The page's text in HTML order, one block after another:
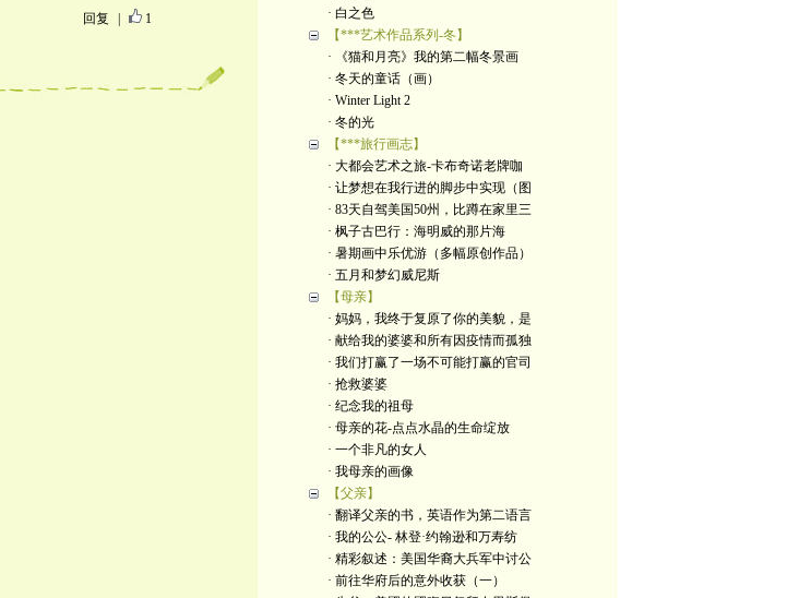
回复 1
· 白之色
【***艺术作品系列-冬】
· 《猫和月亮》我的第二幅冬景画
· 冬天的童话（画）
· Winter Light 2
· 冬的光
【***旅行画志】
· 大都会艺术之旅-卡布奇诺老牌咖
· 让梦想在我行进的脚步中实现（图
· 83天自驾美国50州，比蹲在家里三
· 枫子古巴行：海明威的那片海
· 暑期画中乐优游（多幅原创作品）
· 五月和梦幻威尼斯
【母亲】
· 妈妈，我终于复原了你的美貌，是
· 献给我的婆婆和所有因疫情而孤独
· 我们打赢了一场不可能打赢的官司
· 抢救婆婆
· 纪念我的祖母
· 母亲的花-点点水晶的生命绽放
· 一个非凡的女人
· 我母亲的画像
【父亲】
· 翻译父亲的书，英语作为第二语言
· 我的公公- 林登·约翰逊和万寿纺
· 精彩叙述：美国华裔大兵军中讨公
· 前往华府后的意外收获（一）